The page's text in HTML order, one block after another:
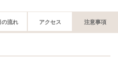
の流れ アクセス 注意事項